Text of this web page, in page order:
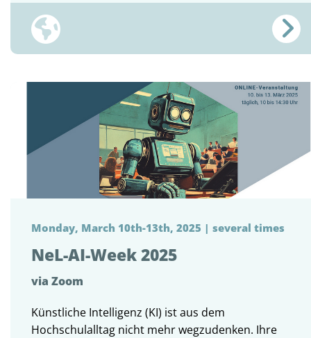
Monday, March 10th-13th, 2025 | several times
NeL-AI-Week 2025
via Zoom
Künstliche Intelligenz (KI) ist aus dem
Hochschulalltag nicht mehr wegzudenken. Ihre